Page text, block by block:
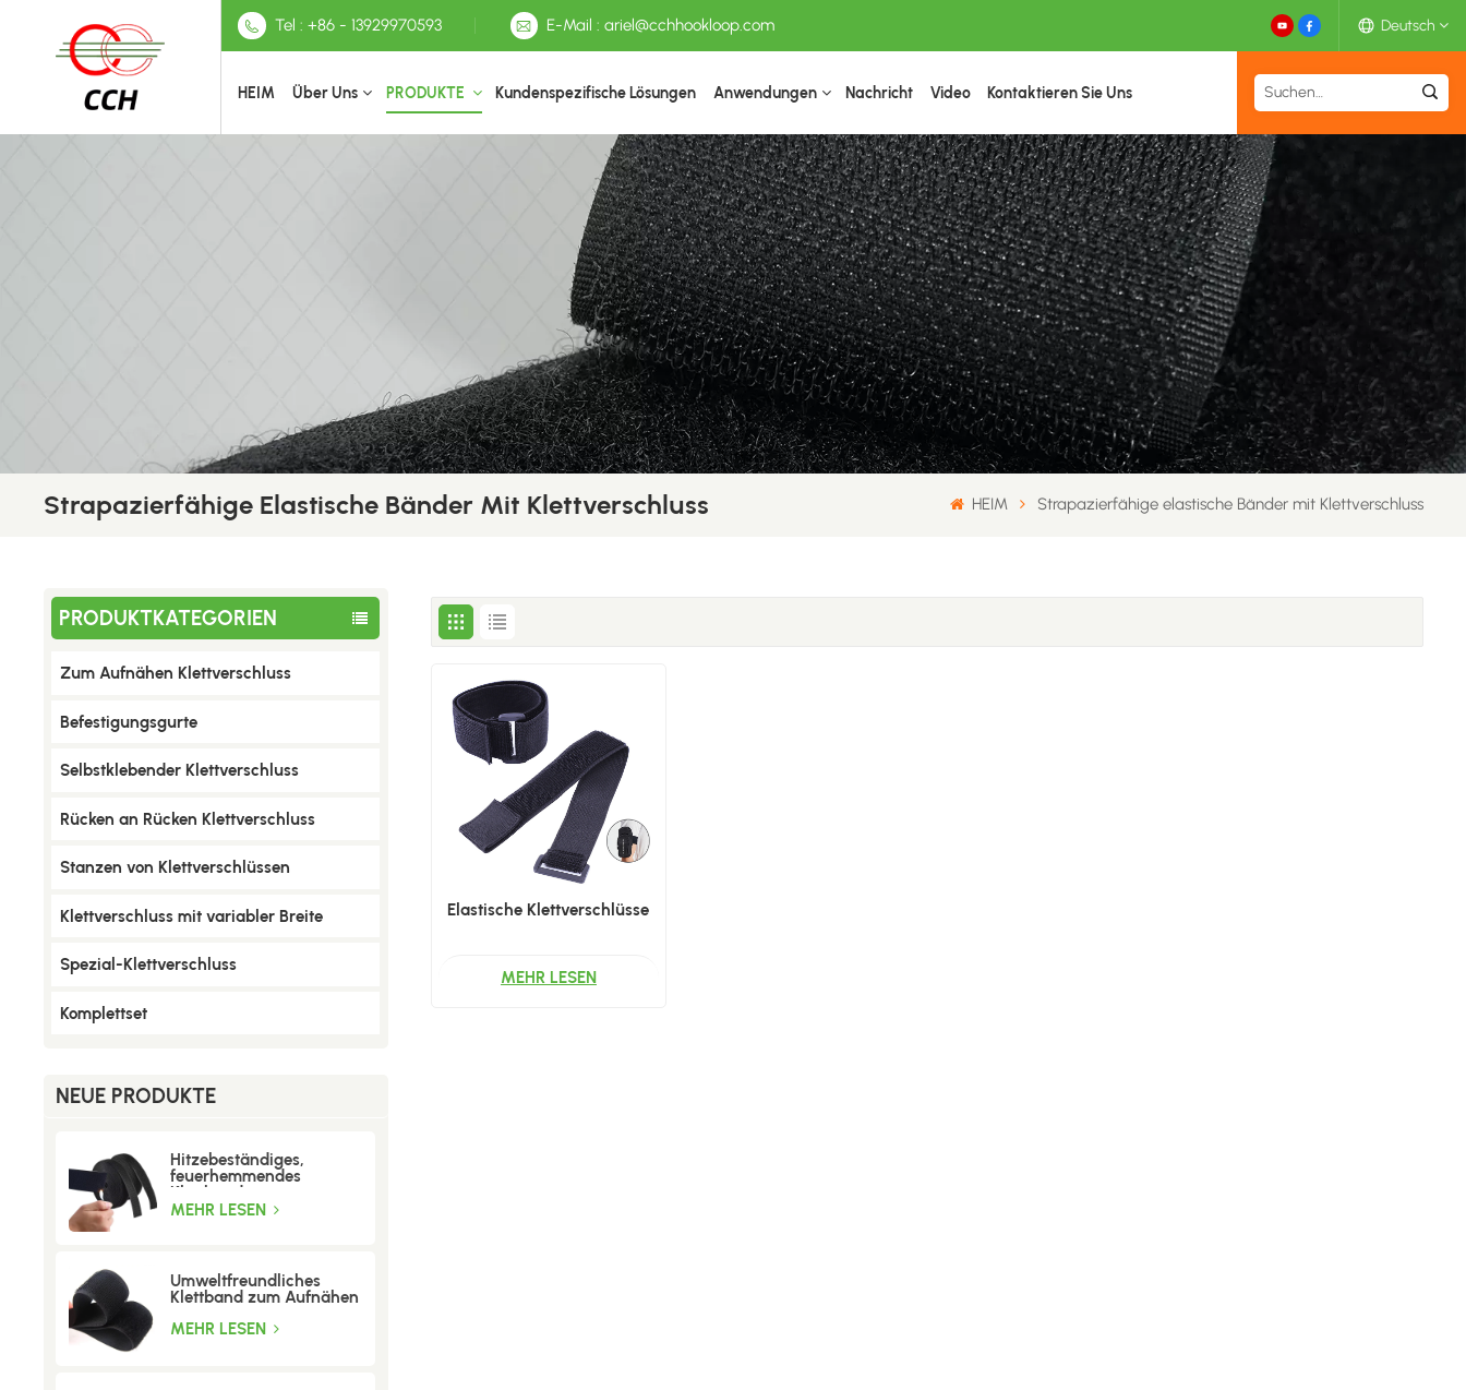
Tel : +86 - 13929970593 E-Mail : ariel@cchhookloop.com Deutsch
English
Deutsch
Français
日本語
中文
HEIM Über Uns PRODUKTE Kundenspezifische Lösungen Anwendungen Nachricht Video Kontaktieren Sie Uns
Strapazierfähige Elastische Bänder Mit Klettverschluss HEIM Strapazierfähige elastische Bänder mit Klettverschluss
PRODUKTKATEGORIEN
Zum Aufnähen Klettverschluss
Befestigungsgurte
Selbstklebender Klettverschluss
Rücken an Rücken Klettverschluss
Stanzen von Klettverschlüssen
Klettverschluss mit variabler Breite
Spezial-Klettverschluss
Komplettset
NEUE PRODUKTE
Hitzebeständiges,
feuerhemmendes
Klettband
MEHR LESEN
Umweltfreundliches
Klettband zum Aufnähen
MEHR LESEN
Elastische Klettverschlüsse
MEHR LESEN